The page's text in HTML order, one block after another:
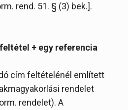
rend. 51. § (3) bek.].
+ egy referencia
cím feltételénél említett
rendelet
rendelet). A